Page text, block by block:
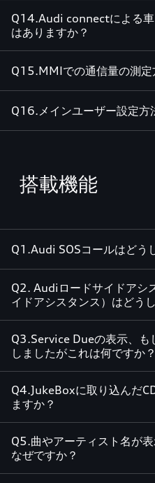
Q14.Audi connectによる車
はありますか？
Q15.MMIでの通信量の測定
Q16.メインユーザー設定方
搭載機能
Q1.Audi SOSコールはどう
Q2. Audiロードサイドアシ
イドアシスタンス）はどう
Q3.Service Dueの表示、も
しましたがこれは何ですか？
Q4.JukeBoxに取り込んだ
ますか？
Q5.曲やアーティスト名が
なぜですか？